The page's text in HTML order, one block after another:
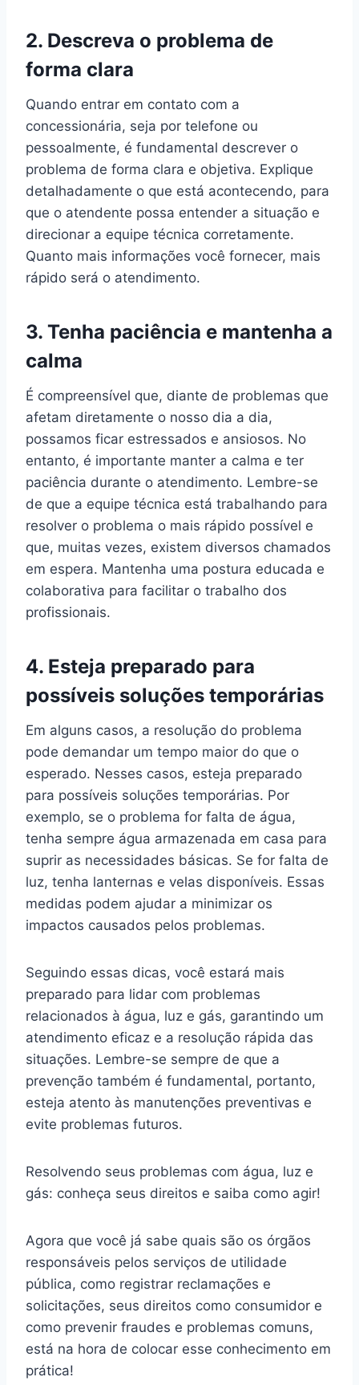
2. Descreva o problema de
forma clara
Quando entrar em contato com a
concessionária, seja por telefone ou
pessoalmente, é fundamental descrever o
problema de forma clara e objetiva. Explique
detalhadamente o que está acontecendo, para
que o atendente possa entender a situação e
direcionar a equipe técnica corretamente.
Quanto mais informações você fornecer, mais
rápido será o atendimento.
3. Tenha paciência e mantenha a
calma
É compreensível que, diante de problemas que
afetam diretamente o nosso dia a dia,
possamos ficar estressados e ansiosos. No
entanto, é importante manter a calma e ter
paciência durante o atendimento. Lembre-se
de que a equipe técnica está trabalhando para
resolver o problema o mais rápido possível e
que, muitas vezes, existem diversos chamados
em espera. Mantenha uma postura educada e
colaborativa para facilitar o trabalho dos
profissionais.
4. Esteja preparado para
possíveis soluções temporárias
Em alguns casos, a resolução do problema
pode demandar um tempo maior do que o
esperado. Nesses casos, esteja preparado
para possíveis soluções temporárias. Por
exemplo, se o problema for falta de água,
tenha sempre água armazenada em casa para
suprir as necessidades básicas. Se for falta de
luz, tenha lanternas e velas disponíveis. Essas
medidas podem ajudar a minimizar os
impactos causados pelos problemas.
Seguindo essas dicas, você estará mais
preparado para lidar com problemas
relacionados à água, luz e gás, garantindo um
atendimento eficaz e a resolução rápida das
situações. Lembre-se sempre de que a
prevenção também é fundamental, portanto,
esteja atento às manutenções preventivas e
evite problemas futuros.
Resolvendo seus problemas com água, luz e
gás: conheça seus direitos e saiba como agir!
Agora que você já sabe quais são os órgãos
responsáveis pelos serviços de utilidade
pública, como registrar reclamações e
solicitações, seus direitos como consumidor e
como prevenir fraudes e problemas comuns,
está na hora de colocar esse conhecimento em
prática!